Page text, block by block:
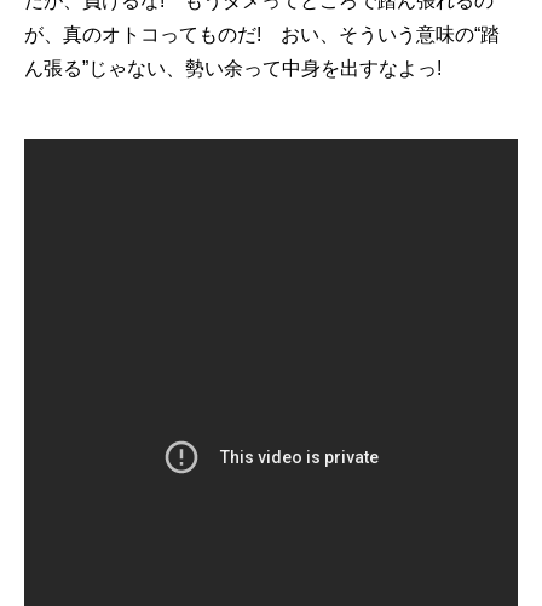
が、真のオトコってものだ! おい、そういう意味の“踏
ん張る”じゃない、勢い余って中身を出すなよっ!